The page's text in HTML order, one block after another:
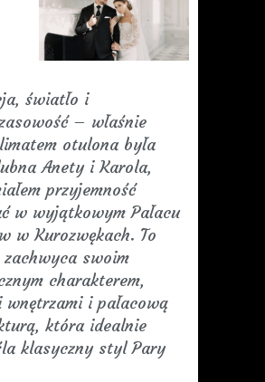
światło i
– właśnie
otulona była
Anety i Karola,
przyjemność
w wyjątkowym Pałacu
w Kurozwękach. To
zachwyca swoim
charakterem,
wnętrzami i pałacową
która idealnie
klasyczny styl Pary